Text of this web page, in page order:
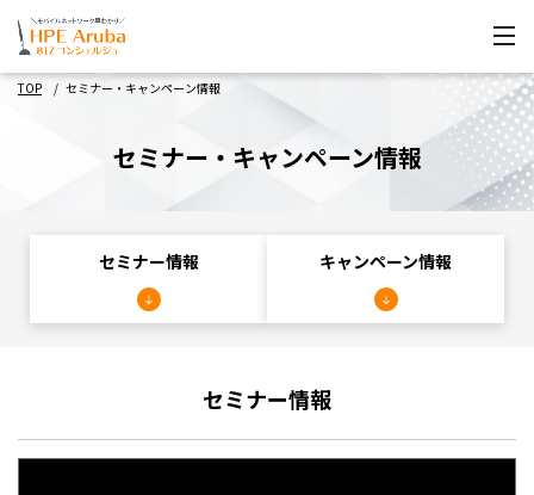
TOP セミナー・キャンペーン情報
セミナー・キャンペーン情報
セミナー情報 キャンペーン情報
セミナー情報